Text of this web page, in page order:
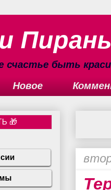
счастье быть
Новое